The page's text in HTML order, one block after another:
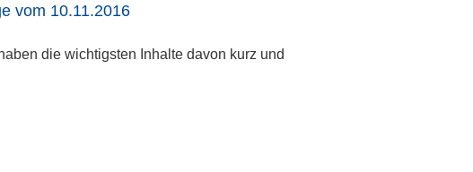
vom 10.11.2016
die wichtigsten Inhalte davon kurz und